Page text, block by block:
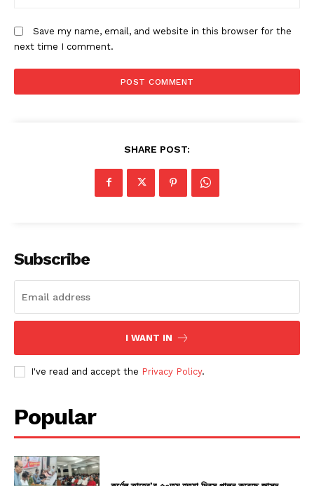
Save my name, email, and website in this browser for the
next time I comment.
SHARE POST:
Subscribe
I WANT IN
I've read and accept the Privacy Policy.
Popular